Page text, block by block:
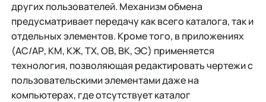
других пользователей. Механизм обмена
предусматривает передачу как всего каталога, так и
отдельных элементов. Кроме того, в приложениях
(АС/АР, КМ, КЖ, ТХ, ОВ, ВК, ЭС) применяется
технология, позволяющая редактировать чертежи с
пользовательскими элементами даже на
компьютерах, где отсутствует каталог